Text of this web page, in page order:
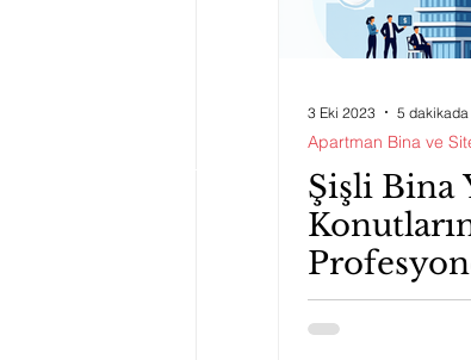
3 Eki 2023 5
Apartman Bina ve
Şişli Bina